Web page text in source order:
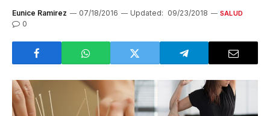
Eunice Ramirez 07/18/2016 Updated: 09/23/2018 SALUD
0